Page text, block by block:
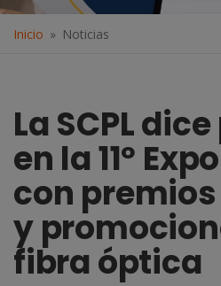
Inicio Noticias
La SCPL
en la 11º
con
y
fibra óptica